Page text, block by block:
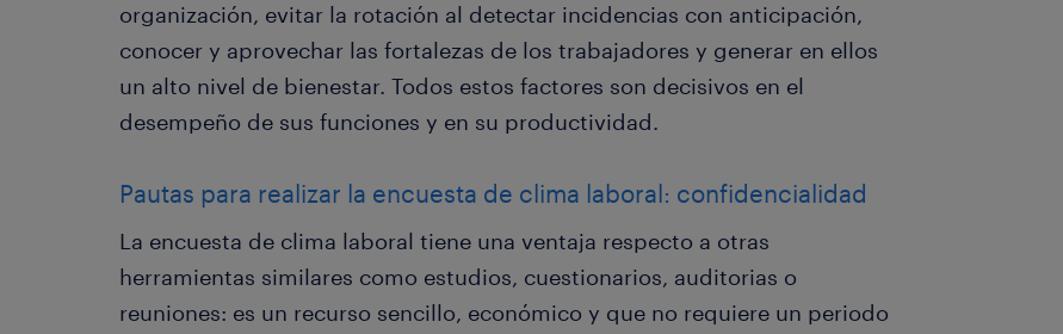
organización, evitar la rotación al detectar incidencias con anticipación,
conocer y aprovechar las fortalezas de los trabajadores y generar en ellos
un alto nivel de bienestar. Todos estos factores son decisivos en el
desempeño de sus funciones y en su productividad.
Pautas para realizar la encuesta de clima laboral: confidencialidad
La encuesta de clima laboral tiene una ventaja respecto a otras
herramientas similares como estudios, cuestionarios, auditorias o
reuniones: es un recurso sencillo, económico y que no requiere un periodo